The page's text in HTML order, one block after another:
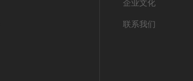
企业文化
联系我们